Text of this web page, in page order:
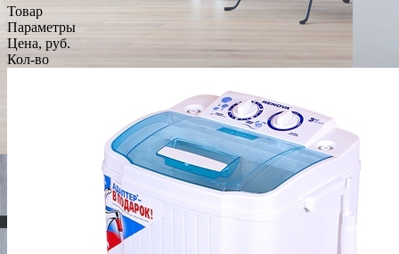
Товар
Параметры
Цена, руб.
Кол-во